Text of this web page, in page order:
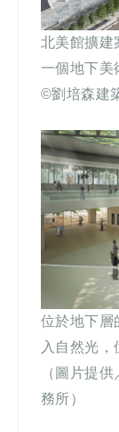
北美館擴建
一個地下美
©劉培森建
位於地下層
入自然光，
（圖片提供
務所）